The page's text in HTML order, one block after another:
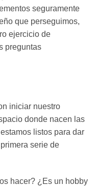
seguramente
que perseguimos,
ejercicio de
preguntas
iniciar nuestro
donde nacen las
listos para dar
serie de
hacer? ¿Es un hobby